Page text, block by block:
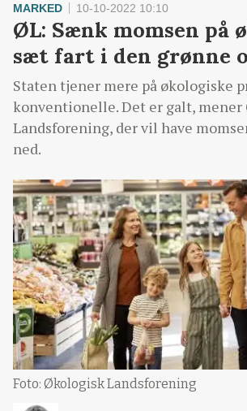
MARKED 10-10-2022 10:10
ØL: Sænk momsen på
sæt fart i den grønne
Staten tjener mere på økologiske
konventionelle. Det er galt,
Landsforening, der vil have
ned.
Foto: Økologisk Landsforening